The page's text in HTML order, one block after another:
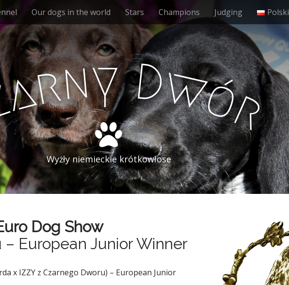
Our dogs in the world Stars Champions Judging Polski
arny Dwór
Wyżły niemieckie krótkowłose
Dog Show
– European Junior Winner
x IZZY z Czarnego Dworu) – European Junior